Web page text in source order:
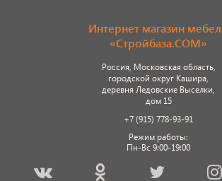
Интернет магазин
«Стройбаза.COM»
Россия, Московская область,
городской округ Кашира,
деревня Ледовские Выселки,
дом 15
+7 (915) 778-93-91
Режим работы:
Пн-Вс 9:00-19:00